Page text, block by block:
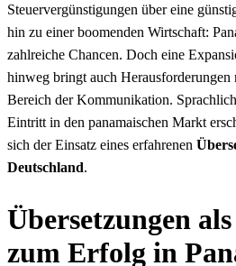
Steuervergünstigungen über eine
hin zu einer boomenden Wirtschaft:
zahlreiche Chancen. Doch eine
hinweg bringt auch Herausforderungen
Bereich der Kommunikation.
Eintritt in den panamaischen Markt
sich der Einsatz eines erfahrenen
Deutschland.
Übersetzungen
zum Erfolg in